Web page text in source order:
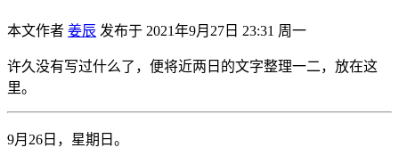
本文作者 姜辰 发布于 2021年9月27日 23:31 周一
许久没有写过什么了，便将近两日的文字整理一二，放在这
里。
9月26日，星期日。